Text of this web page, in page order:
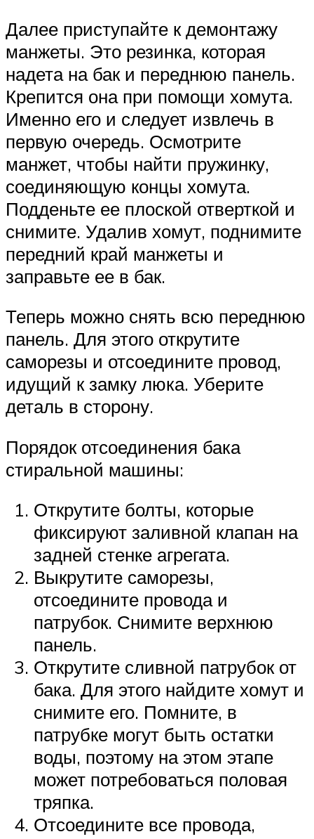
Далее приступайте к демонтажу
манжеты. Это резинка, которая
надета на бак и переднюю панель.
Крепится она при помощи хомута.
Именно его и следует извлечь в
первую очередь. Осмотрите
манжет, чтобы найти пружинку,
соединяющую концы хомута.
Подденьте ее плоской отверткой и
снимите. Удалив хомут, поднимите
передний край манжеты и
заправьте ее в бак.
Теперь можно снять всю переднюю
панель. Для этого открутите
саморезы и отсоедините провод,
идущий к замку люка. Уберите
деталь в сторону.
Порядок отсоединения бака
стиральной машины:
Открутите болты, которые
фиксируют заливной клапан на
задней стенке агрегата.
Выкрутите саморезы,
отсоедините провода и
патрубок. Снимите верхнюю
панель.
Открутите сливной патрубок от
бака. Для этого найдите хомут и
снимите его. Помните, в
патрубке могут быть остатки
воды, поэтому на этом этапе
может потребоваться половая
тряпка.
Отсоедините все провода,